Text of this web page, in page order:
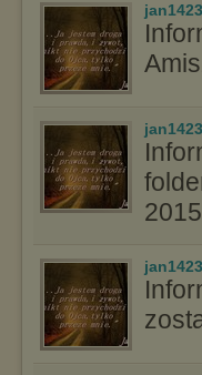
jan1423
jan1423
jan1423